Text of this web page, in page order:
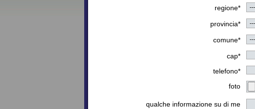
regione*
provincia*
comune*
cap*
telefono*
foto
qualche informazione su di me